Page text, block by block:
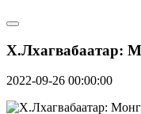
Х.Лхагвабаатар:
2022-09-26 00:00:00